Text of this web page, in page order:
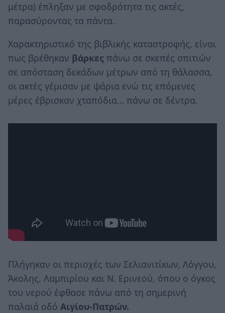
μέτρα) έπληξαν με σφοδρότητα τις ακτές,
παρασύροντας τα πάντα.
Χαρακτηριστικό της βιβλικής καταστροφής, είναι
πως βρέθηκαν βάρκες πάνω σε σκεπές σπιτιών
σε απόσταση δεκάδων μέτρων από τη θάλασσα,
οι ακτές γέμισαν με ψάρια ενώ τις επόμενες
μέρες έβρισκαν χταπόδια… πάνω σε δέντρα.
Πλήγηκαν οι περιοχές των Σελιανιτίκων, Λόγγου,
Άκολης, Λαμπιρίου και Ν. Ερινεού, όπου ο όγκος
του νερού έφθασε πάνω από τη σημερινή
παλαιά οδό Αιγίου-Πατρών.